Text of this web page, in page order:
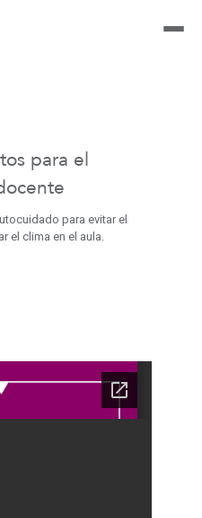
para el
para evitar el
el clima en el aula.